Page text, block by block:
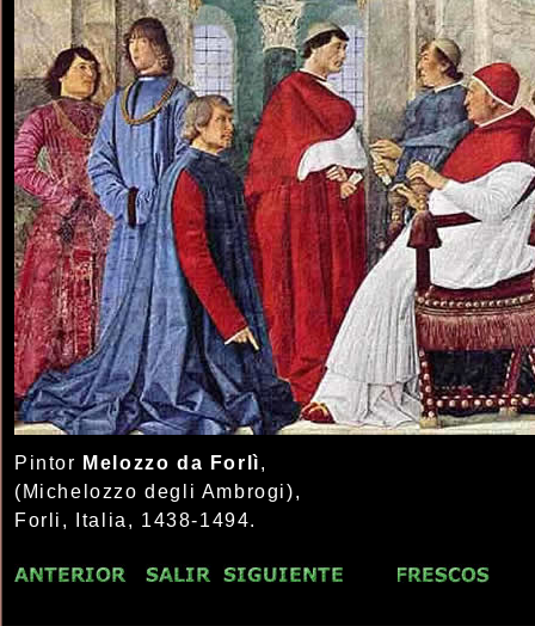
Pintor Melozzo da Forlì,
(Michelozzo degli Ambrogi),
Forli, Italia, 1438-1494.